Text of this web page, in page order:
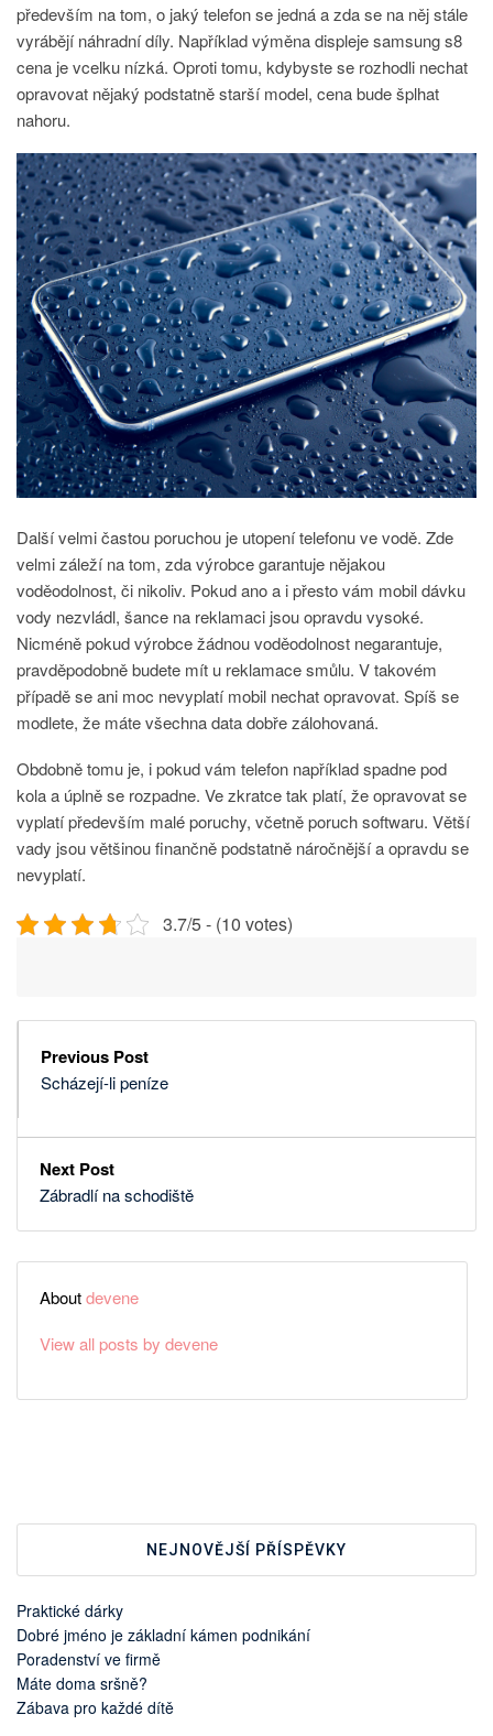
především na tom, o jaký telefon se jedná a zda se na něj stále
vyrábějí náhradní díly. Napříkladvýměna displeje samsung s8
cena je vcelku nízká. Oproti tomu, kdybyste se rozhodli nechat
opravovat nějaký podstatně starší model, cena bude šplhat
nahoru.
Další velmi častou poruchou je utopení telefonu ve vodě. Zde
velmi záleží na tom, zda výrobce garantuje nějakou
voděodolnost, či nikoliv. Pokud ano a i přesto vám mobil dávku
vody nezvládl, šance na reklamaci jsou opravdu vysoké.
Nicméně pokud výrobce žádnou voděodolnost negarantuje,
pravděpodobně budete mít u reklamace smůlu. V takovém
případě se ani moc nevyplatí mobil nechat opravovat. Spíš se
modlete, že máte všechna data dobře zálohovaná.
Obdobně tomu je, i pokud vám telefon například spadne pod
kola a úplně se rozpadne. Ve zkratce tak platí, že opravovat se
vyplatí především malé poruchy, včetně poruch softwaru. Větší
vady jsou většinou finančně podstatně náročnější a opravdu se
nevyplatí.
3.7/5 - (10 votes)
Previous Post
Scházejí-li peníze
Next Post
Zábradlí na schodiště
Aboutdevene
View all posts by devene
NEJNOVĚJŠÍ PŘÍSPĚVKY
Praktické dárky
Dobré jméno je základní kámen podnikání
Poradenství ve firmě
Máte doma sršně?
Zábava pro každé dítě